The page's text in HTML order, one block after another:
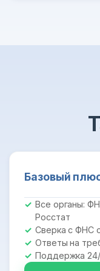
Базовый
Все органы:
Росстат
Сверка с ФНС
Ответы на
Поддержка